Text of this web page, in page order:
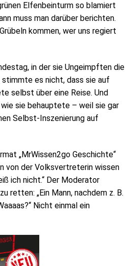
Elfenbeinturm so blamiert
muss man darüber berichten.
kommen, wer uns regiert
in der sie Ungeimpften die
stimmte es nicht, dass sie auf
selbst über eine Reise. Und
sie behauptete – weil sie gar
Selbst-Inszenierung auf
„MrWissen2go Geschichte“
von der Volksvertreterin wissen
ich nicht.“ Der Moderator
retten: „Ein Mann, nachdem z. B.
Nicht einmal ein